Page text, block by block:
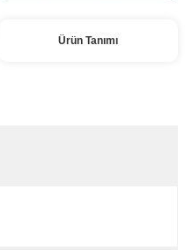
Ürün Tanımı